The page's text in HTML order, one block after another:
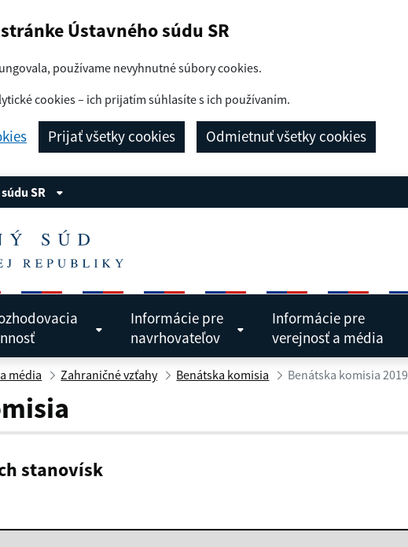
Ústavného súdu SR
používame nevyhnutné súbory cookies.
cookies – ich prijatím súhlasíte s ich používaním.
Prijať všetky cookies Odmietnuť všetky cookies
SR
Informácie pre
navrhovateľov
Informácie pre
verejnosť a média
2019
média Zahraničné vzťahy Benátska komisia Benátska komisia 2019
stanovísk